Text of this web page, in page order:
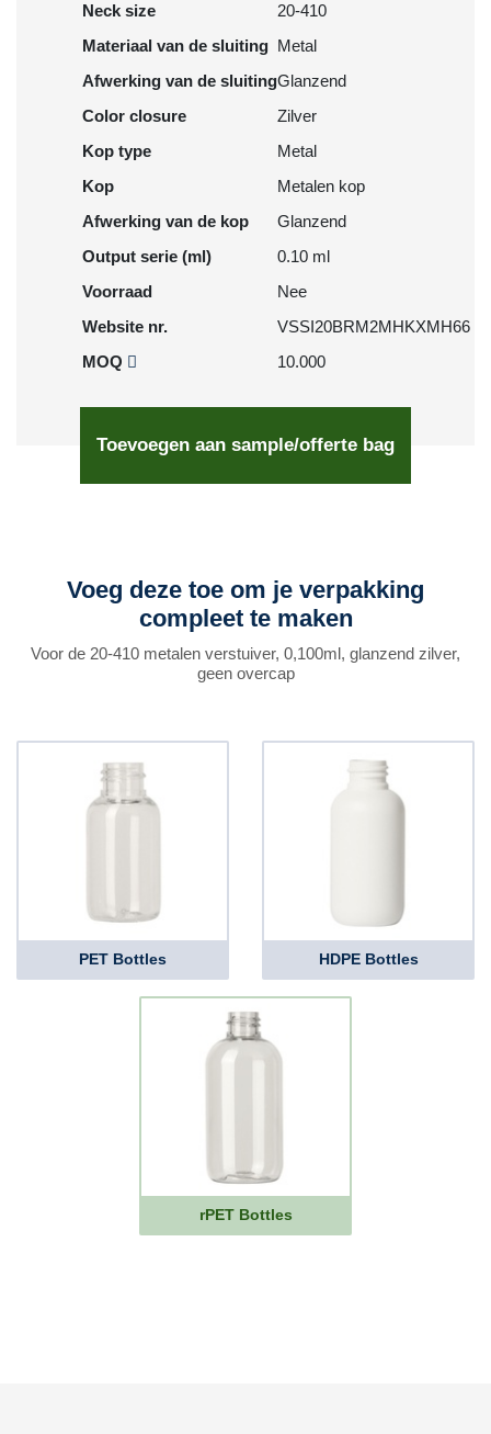
Neck size
20-410
Materiaal van de sluiting Metal
Afwerking van de sluitingGlanzend
Color closure
Zilver
Kop type
Metal
Kop
Metalen kop
Afwerking van de kop
Glanzend
Output serie (ml)
0.10 ml
Voorraad
Nee
Website nr.
VSSI20BRM2MHKXMH66
MOQ
10.000
Toevoegen aan sample/offerte bag
Voeg deze toe om je verpakking
compleet te maken
Voor de 20-410 metalen verstuiver, 0,100ml, glanzend zilver,
geen overcap
PET Bottles HDPE Bottles
rPET Bottles